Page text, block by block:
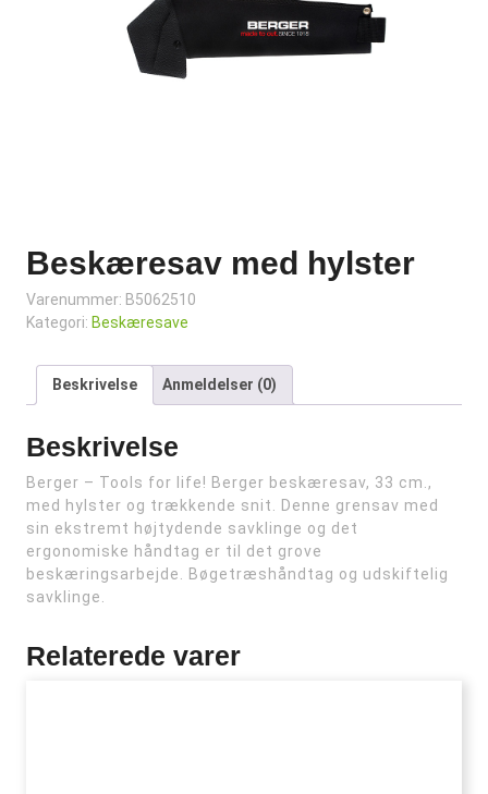
Beskæresav med hylster
Varenummer: B5062510
Kategori: Beskæresave
Beskrivelse Anmeldelser (0)
Beskrivelse
Berger – Tools for life! Berger beskæresav, 33 cm.,
med hylster og trækkende snit. Denne grensav med
sin ekstremt højtydende savklinge og det
ergonomiske håndtag er til det grove
beskæringsarbejde. Bøgetræshåndtag og udskiftelig
savklinge.
Relaterede varer